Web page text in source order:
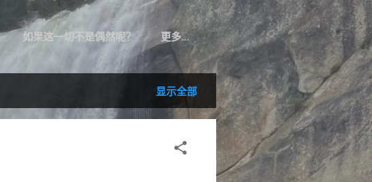
如果这一切不是偶然呢？ 更多…
显示全部